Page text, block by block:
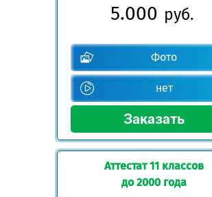
5.000 руб.
Фото
нет
Аттестат 11 классов
до 2000 года